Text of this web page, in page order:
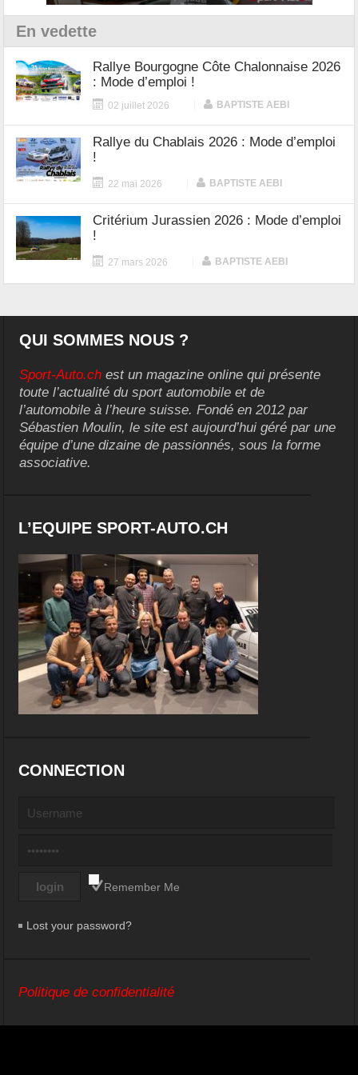
En vedette
Rallye Bourgogne Côte Chalonnaise 2026
: Mode d’emploi !
02 juillet 2026 BAPTISTE AEBI
Rallye du Chablais 2026 : Mode d’emploi
!
22 mai 2026 BAPTISTE AEBI
Critérium Jurassien 2026 : Mode d’emploi
!
27 mars 2026 BAPTISTE AEBI
QUI SOMMES NOUS ?
Sport-Auto.ch est un magazine online qui présente
toute l’actualité du sport automobile et de
l’automobile à l’heure suisse. Fondé en 2012 par
Sébastien Moulin, le site est aujourd’hui géré par une
équipe d’une dizaine de passionnés, sous la forme
associative.
L’EQUIPE SPORT-AUTO.CH
CONNECTION
Remember Me
Lost your password?
Politique de confidentialité